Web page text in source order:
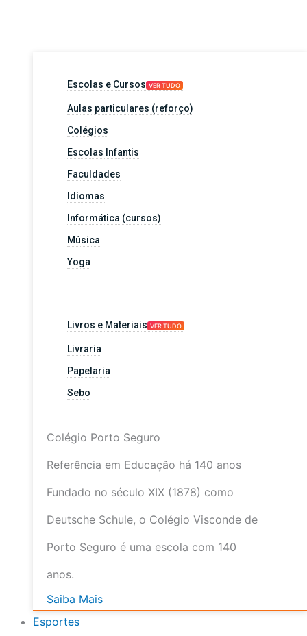
Escolas e Cursos VER TUDO
Aulas particulares (reforço)
Colégios
Escolas Infantis
Faculdades
Idiomas
Informática (cursos)
Música
Yoga
Livros e Materiais VER TUDO
Livraria
Papelaria
Sebo
Colégio Porto Seguro
Referência em Educação há 140 anos
Fundado no século XIX (1878) como
Deutsche Schule, o Colégio Visconde de
Porto Seguro é uma escola com 140
anos.
Saiba Mais
Esportes